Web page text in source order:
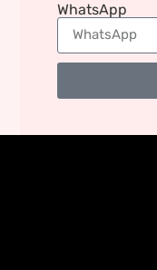
WhatsApp